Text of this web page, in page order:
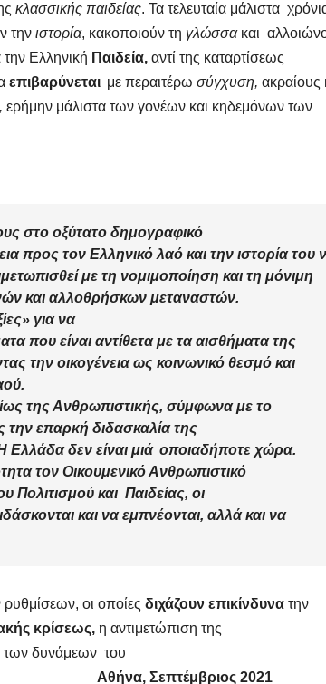
κλασσικής παιδείας. Τα τελευταία μάλιστα
την ιστορία, κακοποιούν τη γλώσσακαι
Ελληνική Παιδεία, αντί της καταρτίσεως
επιβαρύνεται με περαιτέρω σύγχυση, ακραίους
ερήμην μάλιστα των γονέων και κηδεμόνων των
στο οξύτατο δημογραφικό
προς τον Ελληνικό λαό και την ιστορία του
με τη νομιμοποίηση και τη μόνιμη
και αλλοθρήσκων μεταναστών.
για να
που είναι αντίθετα με τααισθήματατης
την οικογένειαως κοινωνικό θεσμό και
της Ανθρωπιστικής, σύμφωνα με το
την επαρκή διδασκαλίατης
Ελλάδαδεν είναι μιά οποιαδήποτε χώρα.
τον Οικουμενικό Ανθρωπιστικό
Πολιτισμού και Παιδείας, οι
και να εμπνέονται, αλλά και να
οι οποίες διχάζουν επικίνδυνα την
κρίσεως, η αντιμετώπιση της
δυνάμεων του
Αθήνα, Σεπτέμβριος 2021